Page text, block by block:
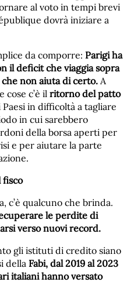
al voto in tempi brevi
dovrà iniziare a
da comporre: Parigi ha
il deficit che viaggia sopra
che non aiuta di certo. A
c’è il ritorno del patto
in difficoltà a tagliare
in cui sarebbero
della borsa aperti per
e per aiutare la parte
fisco
c’è qualcuno che brinda.
le perdite di
verso nuovi record.
gli istituti di credito siano
della Fabi, dal 2019 al 2023
italianihanno versato